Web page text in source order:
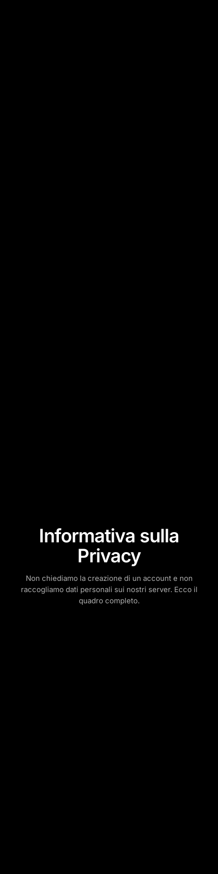
Informativa sulla
Privacy
Non chiediamo la creazione di un account e non
raccogliamo dati personali sui nostri server. Ecco il
quadro completo.